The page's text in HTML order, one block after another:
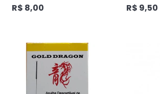
R$ 8,00 R$ 9,50